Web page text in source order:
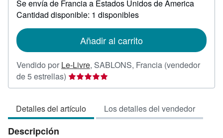
información
sobre
las
envío
Se envía de Francia a Estados Unidos de America
Cantidad disponible: 1 disponibles
Añadir al carrito
Vendido por Le-Livre, SABLONS, Francia (vendedor
de 5 estrellas) Calificación
del
5
de
Detalles del artículo Los detalles del vendedor
Descripción